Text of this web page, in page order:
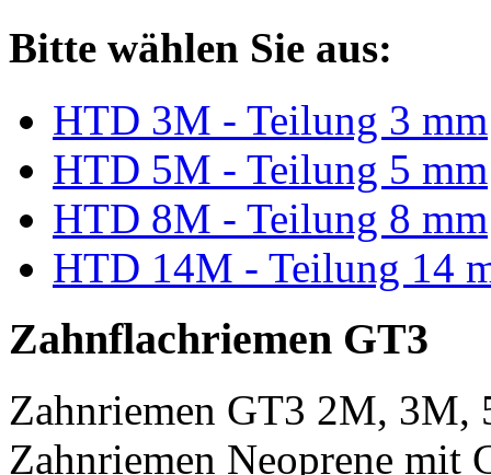
Bitte wählen Sie aus:
HTD 3M - Teilung 3 mm
HTD 5M - Teilung 5 mm
HTD 8M - Teilung 8 mm
HTD 14M - Teilung 14
Zahnflachriemen GT3
Zahnriemen GT3 2M, 3M,
Zahnriemen Neoprene mit